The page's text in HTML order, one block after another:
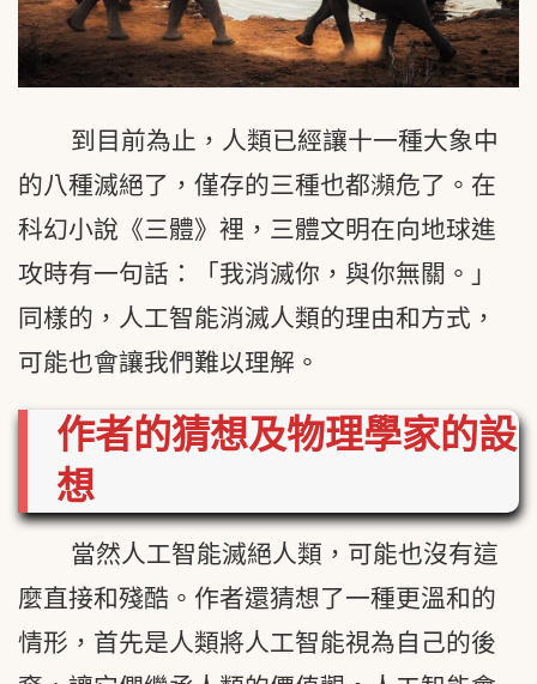
到目前為止，人類已經讓十一種大象中
的八種滅絕了，僅存的三種也都瀕危了。在
科幻小說《三體》裡，三體文明在向地球進
攻時有一句話：「我消滅你，與你無關。」
同樣的，人工智能消滅人類的理由和方式，
可能也會讓我們難以理解。
作者的猜想及物理學家的設
想
當然人工智能滅絕人類，可能也沒有這
麼直接和殘酷。作者還猜想了一種更溫和的
情形，首先是人類將人工智能視為自己的後